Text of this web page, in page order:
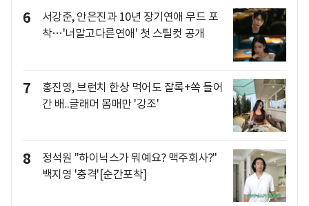
6
서강준, 안은진과 10년 장기연애 무드 포
착…'너말고다른연애' 첫 스틸컷 공개
7
홍진영, 브런치 한상 먹어도 잘록+쏙 들어
간 배..글래머 몸매만 '강조'
8
정석원 "하이닉스가 뭐예요? 맥주회사?"
백지영 '충격'[순간포착]